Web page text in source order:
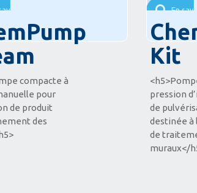
plus
compacte à
pour
de produit
des
En
Kit
pression
de
destinée à
de
muraux</